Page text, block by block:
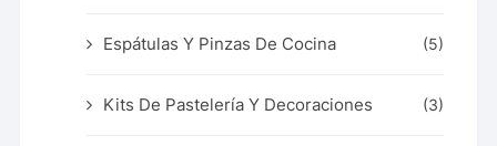
Espátulas Y Pinzas De Cocina (5)
Kits De Pastelería Y Decoraciones (3)